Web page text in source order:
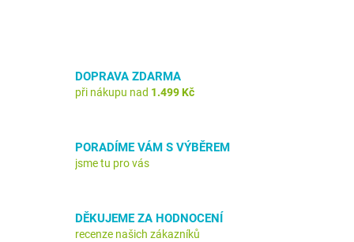
DOPRAVA ZDARMA
při nákupu nad 1.499 Kč
PORADÍME VÁM S VÝBĚREM
jsme tu pro vás
DĚKUJEME ZA HODNOCENÍ
recenze našich zákazníků